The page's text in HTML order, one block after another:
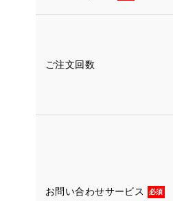
ご注文回数
お問い合わせサービス 必須